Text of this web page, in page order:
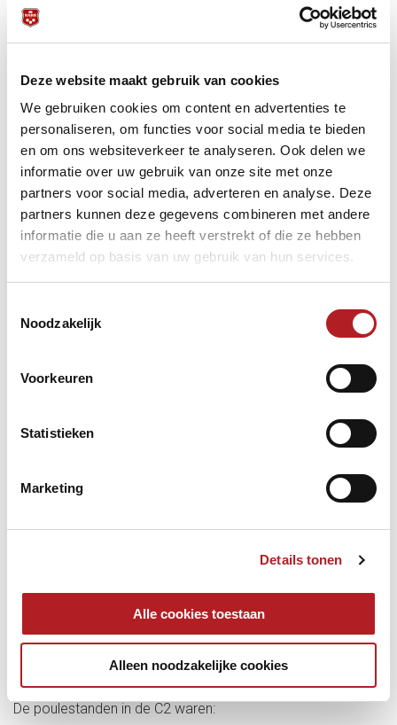
Deze website maakt gebruik van cookies
We gebruiken cookies om content en advertenties te
personaliseren, om functies voor social media te bieden
en om ons websiteverkeer te analyseren. Ook delen we
informatie over uw gebruik van onze site met onze
partners voor social media, adverteren en analyse. Deze
partners kunnen deze gegevens combineren met andere
informatie die u aan ze heeft verstrekt of die ze hebben
verzameld op basis van uw gebruik van hun services.
Noodzakelijk
Voorkeuren
Statistieken
Marketing
Details tonen
Alle cookies toestaan
Alleen noodzakelijke cookies
Dik Kers, Frank Leenders en Robbert Jan Koch grepen de
winst voor EHBC in de wedstrijd tegen Noordeling Harlingen
Boots-Leenders 29-75 (20)
Daarmee haalde EHBC 95 procent van de te maken
caramboles tegen Noordeling Harlingen 68 procent.
De poulestanden in de C2 waren: